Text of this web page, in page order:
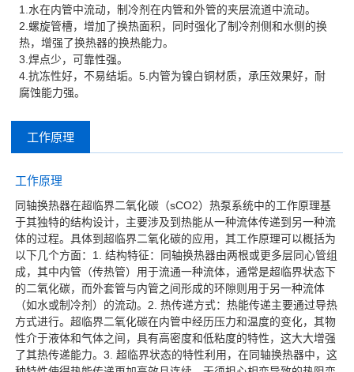
1.水在内管中流动，制冷剂在内管和外管的夹层流道中流动。
2.螺旋管槽，增加了换热面积，同时强化了制冷剂侧和水侧的换
热，增强了换热器的换热能力。
3.焊点少，可靠性强。
4.抗冻性好，不易结垢。5.内管为镍白铜材质，承压效果好，耐
腐蚀能力强。
工作原理
工作原理
同轴换热器在超临界二氧化碳（sCO2）热泵系统中的工作原理基
于其独特的结构设计，主要涉及到热能从一种流体传递到另一种流
体的过程。具体到超临界二氧化碳的应用，其工作原理可以概括为
以下几个方面：1. 结构特征：同轴换热器由两根或更多层同心管组
成，其中内管（传热管）用于流通一种流体，通常是超临界状态下
的二氧化碳，而外套管与内管之间形成的环隙则用于另一种流体
（如水或制冷剂）的流动。2. 热传递方式：热能传递主要通过导热
方式进行。超临界二氧化碳在内管中经历压力和温度的变化，其物
性介于液体和气体之间，具有高密度和低粘度的特性，这大大增强
了其热传递能力。3. 超临界状态的特性利用，在同轴换热器中，这